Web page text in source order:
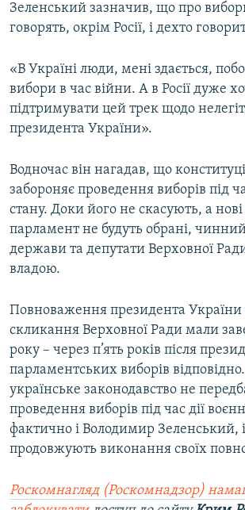
Зеленський зазначив, що про
говорять, окрім Росії, і дехто
«В Україні люди, мені здається,
вибори в час війни. А в Росії дуже
підтримувати цей трек щодо
президента України».
Водночас він нагадав, що
забороняє проведення виборів під
стану. Доки його не скасують, а
парламент не будуть обрані,
держави та депутати Верховної
владою.
Повноваження президента України
скликання Верховної Ради мали
року – через п’ять років після
парламентських виборів
українське законодавство не
проведення виборів під час дії
фактично і Володимир Зеленський,
продовжують виконання своїх
Роскомнагляд (Роскомнадзор)